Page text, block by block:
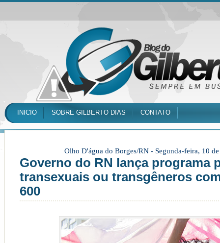
INICIO SOBRE GILBERTO DIAS CONTATO
Olho D'água do Borges/RN - Segunda-feira, 10
Governo do RN lança programa
transexuais ou transgêneros
600